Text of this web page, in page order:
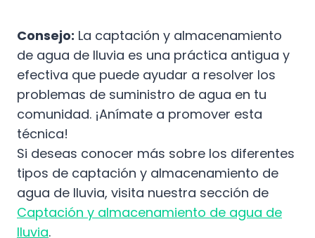
Consejo: La captación y almacenamiento
de agua de lluvia es una práctica antigua y
efectiva que puede ayudar a resolver los
problemas de suministro de agua en tu
comunidad. ¡Anímate a promover esta
técnica!
Si deseas conocer más sobre los diferentes
tipos de captación y almacenamiento de
agua de lluvia, visita nuestra sección de
Captación y almacenamiento de agua de
lluvia.